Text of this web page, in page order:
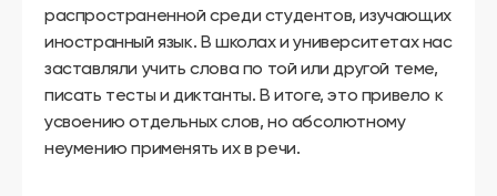
распространенной среди студентов, изучающих
иностранный язык. В школах и университетах нас
заставляли учить слова по той или другой теме,
писать тесты и диктанты. В итоге, это привело к
усвоению отдельных слов, но абсолютному
неумению применять их в речи.